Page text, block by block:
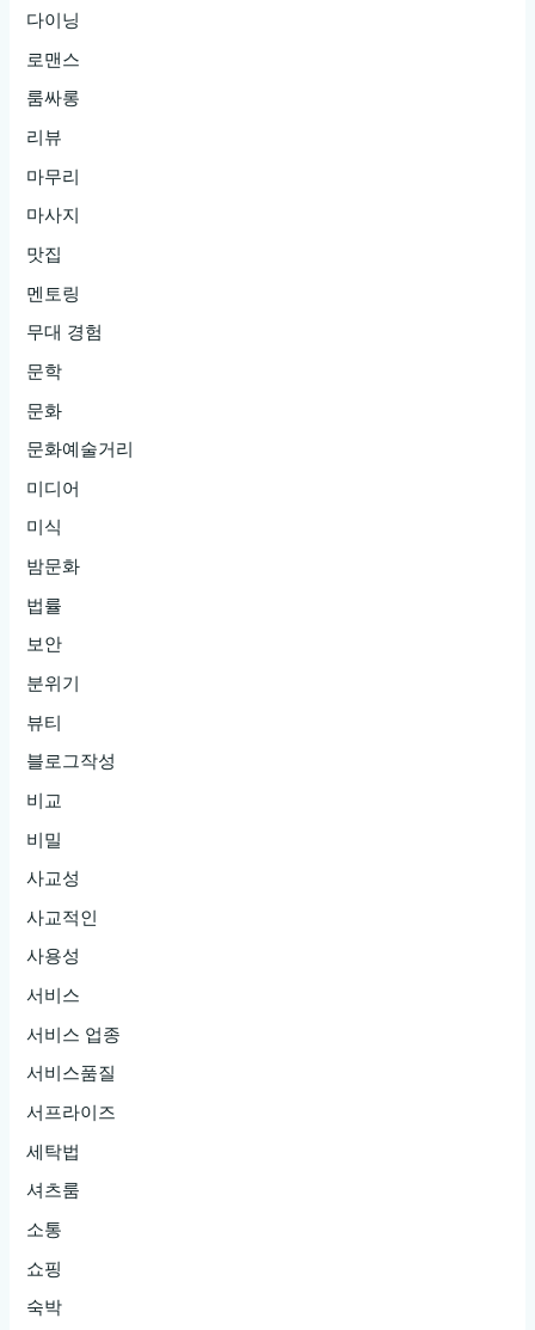
다이닝
로맨스
룸싸롱
리뷰
마무리
마사지
맛집
멘토링
무대 경험
문학
문화
문화예술거리
미디어
미식
밤문화
법률
보안
분위기
뷰티
블로그작성
비교
비밀
사교성
사교적인
사용성
서비스
서비스 업종
서비스품질
서프라이즈
세탁법
셔츠룸
소통
쇼핑
숙박